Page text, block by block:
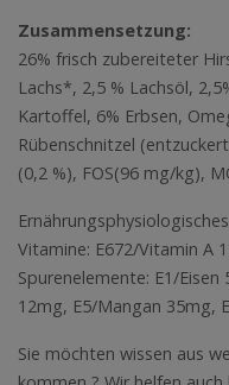
Zusammensetzung:
26% frisch zubereiteter
Lachs*, 2,5 % Lachsöl,
Kartoffel, 6% Erbsen,
Rübenschnitzel
(0,2 %), FOS(96 mg/kg),
Vitamine: E672/Vitamin A
Spurenelemente: E1/
12mg, E5/Mangan 35mg,
Sie möchten wissen aus